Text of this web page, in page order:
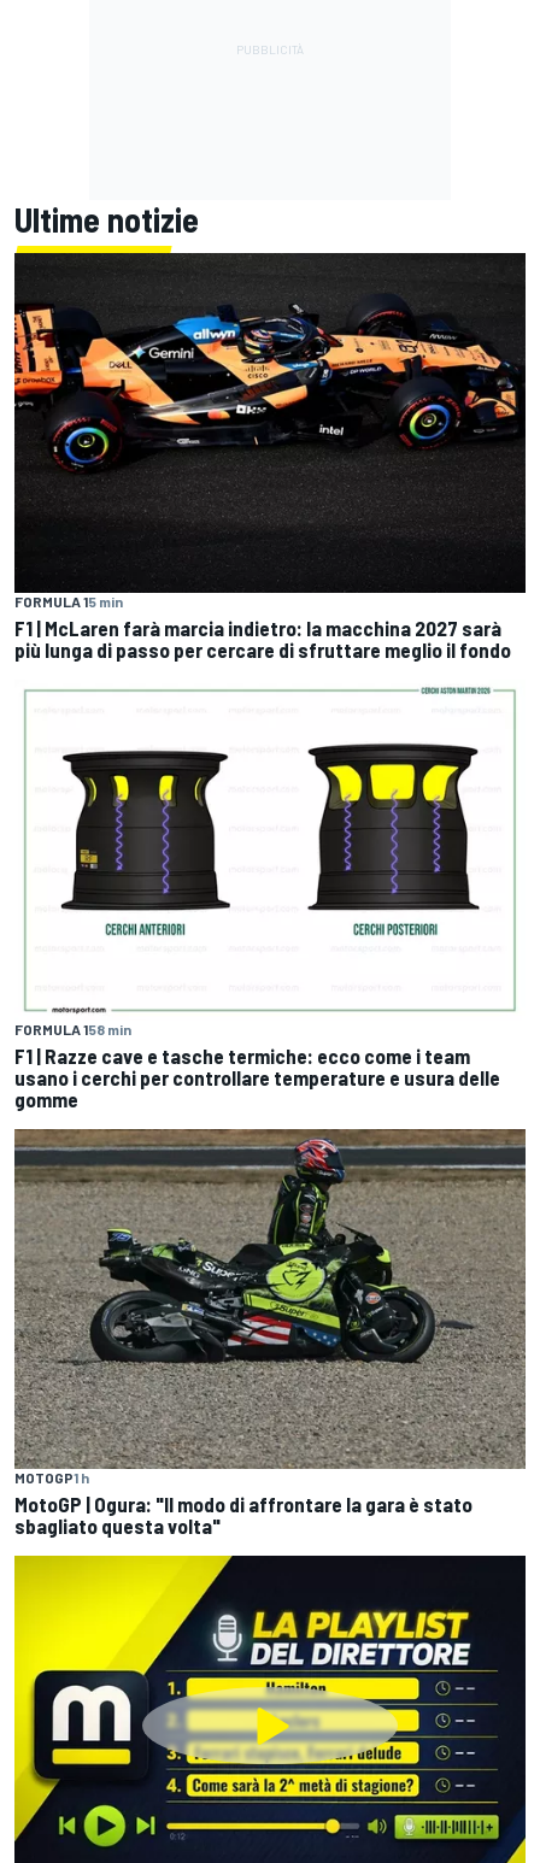
Ultime notizie
FORMULA 15 min
F1 | McLaren farà marcia indietro: la macchina 2027 sarà
più lunga di passo per cercare di sfruttare meglio il fondo
FORMULA 158 min
F1 | Razze cave e tasche termiche: ecco come i team
usano i cerchi per controllare temperature e usura delle
gomme
MOTOGP1 h
MotoGP | Ogura: "Il modo di affrontare la gara è stato
sbagliato questa volta"